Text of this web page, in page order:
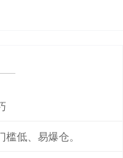
低、易爆仓。